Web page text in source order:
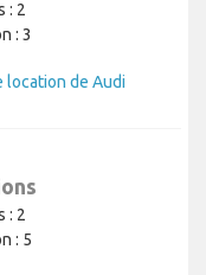
: 2
: 3
location de Audi
: 2
: 5